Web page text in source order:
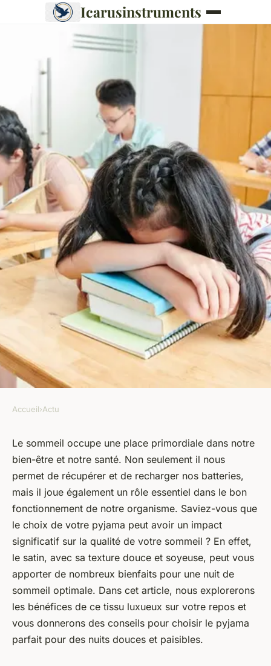
Icarusinstruments
Les bienfaits du sommeil sur
la santé : comment un pyjama
en satin peut améliorer votre
sommeil
• 13 août 2023 3 min de lecture
Accueil›Actu
Le sommeil occupe une place primordiale dans notre
bien-être et notre santé. Non seulement il nous
permet de récupérer et de recharger nos batteries,
mais il joue également un rôle essentiel dans le bon
fonctionnement de notre organisme. Saviez-vous que
le choix de votre pyjama peut avoir un impact
significatif sur la qualité de votre sommeil ? En effet,
le satin, avec sa texture douce et soyeuse, peut vous
apporter de nombreux bienfaits pour une nuit de
sommeil optimale. Dans cet article, nous explorerons
les bénéfices de ce tissu luxueux sur votre repos et
vous donnerons des conseils pour choisir le pyjama
parfait pour des nuits douces et paisibles.